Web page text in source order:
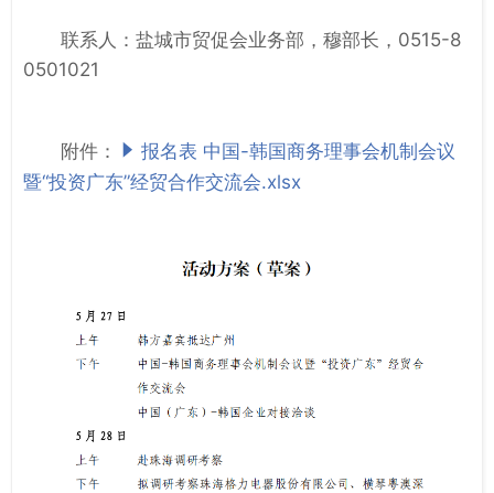
联系人：盐城市贸促会业务部，穆部长，0515-8
0501021
附件：
报名表 中国-韩国商务理事会机制会议
暨“投资广东”经贸合作交流会.xlsx